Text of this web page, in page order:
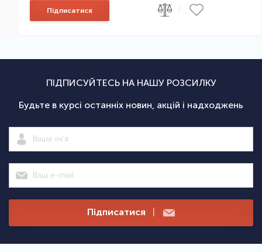
Підписатися
ПІДПИСУЙТЕСЬ НА НАШУ РОЗСИЛКУ
Будьте в курсі останніх новин, акцій і надходжень
Підписатися |